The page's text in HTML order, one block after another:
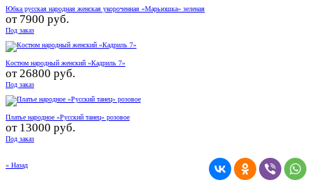
Юбка русская народная женская укороченная «Марьюшка» зеленая
от 7900 руб.
Под заказ
Костюм народный женский «Кадриль 7»
от26800 руб.
Под заказ
Платье народное «Русский танец» розовое
от 13000 руб.
Под заказ
« Назад